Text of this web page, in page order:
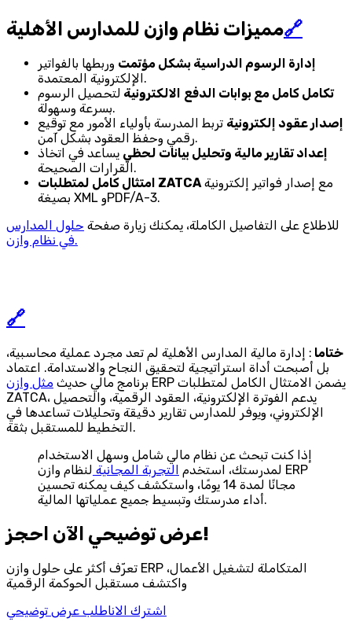
مميزات نظام وازن للمدارس الأهلية🔗
إدارة الرسوم الدراسية بشكل مؤتمت وربطها بالفواتير
الإلكترونية المعتمدة.
تكامل كامل مع بوابات الدفع الالكترونية لتحصيل الرسوم
بسرعة وسهولة.
إصدار عقود إلكترونية تربط المدرسة بأولياء الأمور مع توقيع
رقمي وحفظ العقود بشكل آمن.
إعداد تقارير مالية وتحليل بيانات لحظي يساعد في اتخاذ
القرارات الصحيحة.
امتثال كامل لمتطلبات ZATCAمع إصدار فواتير إلكترونية
بصيغة XML وPDF/A-3.
للاطلاع على التفاصيل الكاملة، يمكنك زيارة صفحة حلول المدارس
في نظام وازن.
🔗
ختاما : إدارة مالية المدارس الأهلية لم تعد مجرد عملية محاسبية،
بل أصبحت أداة استراتيجية لتحقيق النجاح والاستدامة. اعتماد
برنامج مالي حديث مثل وازن
ERP يضمن الامتثال الكامل لمتطلبات
ZATCA، يدعم الفوترة الإلكترونية، العقود الرقمية، والتحصيل
الإلكتروني، ويوفر للمدارس تقارير دقيقة وتحليلات تساعدها في
التخطيط للمستقبل بثقة.
إذا كنت تبحث عن نظام مالي شامل وسهل الاستخدام
لمدرستك، استخدم التجربة المجانية لنظام وازن ERP
مجانًا لمدة 14 يومًا، واستكشف كيف يمكنه تحسين
أداء مدرستك وتبسيط جميع عملياتها المالية.
احجز‎ عرض توضيحي الآن!
تعرّف أكثر على حلول وازن ERP المتكاملة لتشغيل الأعمال،
واكتشف مستقبل الحوكمة الرقمية
اشترك الاناطلب عرض توضيحي